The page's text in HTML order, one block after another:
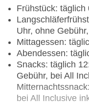
Landeskategorie:
Frühstück: täglich
Uhr, ohne
Mittagessen:
Abendessen:
Snacks: täglich
Gebühr, bei All
bei All Inclusive